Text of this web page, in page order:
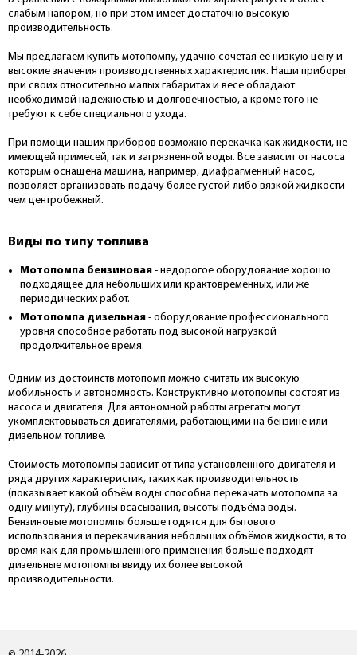
слабым напором, но при этом имеет достаточно высокую
производительность.
Мы предлагаем купить мотопомпу, удачно сочетая ее низкую цену и
высокие значения производственных характеристик. Наши приборы
при своих относительно малых габаритах и весе обладают
необходимой надежностью и долговечностью, а кроме того не
требуют к себе специального ухода.
При помощи наших приборов возможно перекачка как жидкости, не
имеющей примесей, так и загрязненной воды. Все зависит от насоса
которым оснащена машина, например, диафрагменный насос,
позволяет организовать подачу более густой либо вязкой жидкости
чем центробежный.
Виды по типу топлива
Мотопомпа бензиновая - недорогое оборудование хорошо
подходящее для небольших или крактовременных, или же
периодических работ.
Мотопомпа дизельная - оборудование профессионального
уровня способное работать под высокой нагрузкой
продолжительное время.
Одним из достоинств мотопомп можно считать их высокую
мобильность и автономность. Конструктивно мотопомпы состоят из
насоса и двигателя. Для автономной работы агрегаты могут
укомплектовываться двигателями, работающими на бензине или
дизельном топливе.
Стоимость мотопомпы зависит от типа установленного двигателя и
ряда других характеристик, таких как производительность
(показывает какой объём воды способна перекачать мотопомпа за
одну минуту), глубины всасывания, высоты подъёма воды.
Бензиновые мотопомпы больше годятся для бытового
использования и перекачивания небольших объёмов жидкости, в то
время как для промышленного применения больше подходят
дизельные мотопомпы ввиду их более высокой
производительности.